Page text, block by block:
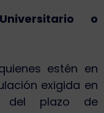
o
estén en
exigida en
del plazo de